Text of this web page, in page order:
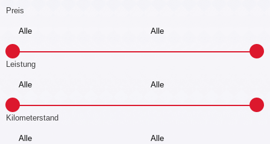
Preis
Leistung
Kilometerstand